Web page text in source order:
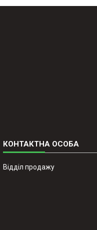
Відділ продажу